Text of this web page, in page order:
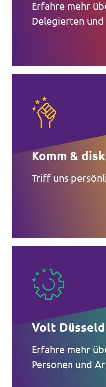
Erfahre mehr
Delegierten
Komm &
Triff uns
Volt
Erfahre mehr
Personen und